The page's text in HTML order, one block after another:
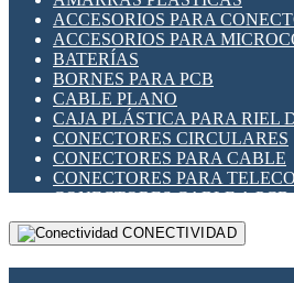
INDICADORES PARA PANEL
INTERFACES DE RELÉ
INTERRUPTORES FIN DE
LLAVES CONMUTADORAS
MEDIDORES DE ENERGÍA Y
MOTORES PASO A PASO
PANTALLAS HMI
PLC -CONTROLADORES
PROGRAMADORES DE
RELÉS DE PROTECCIÓN
SENSORES CAPACITIVOS
ACCESORIOS PARA
ACCESORIOS PARA
BATERÍAS
BORNES PARA PCB
CABLE PLANO
CAJA PLÁSTICA PARA RIEL
CONECTORES CIRCULARES
CONECTORES PARA CABLE
CONECTORES PARA
CONECTORES CABLE A PCB
CONECTORES PCB A CABLE
DIP SWITCHESCONECTIVIDAD